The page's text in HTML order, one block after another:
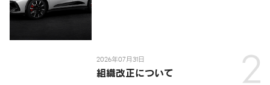
2026年07月31日
組織改正について